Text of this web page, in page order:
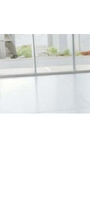
/fragments/plp-details